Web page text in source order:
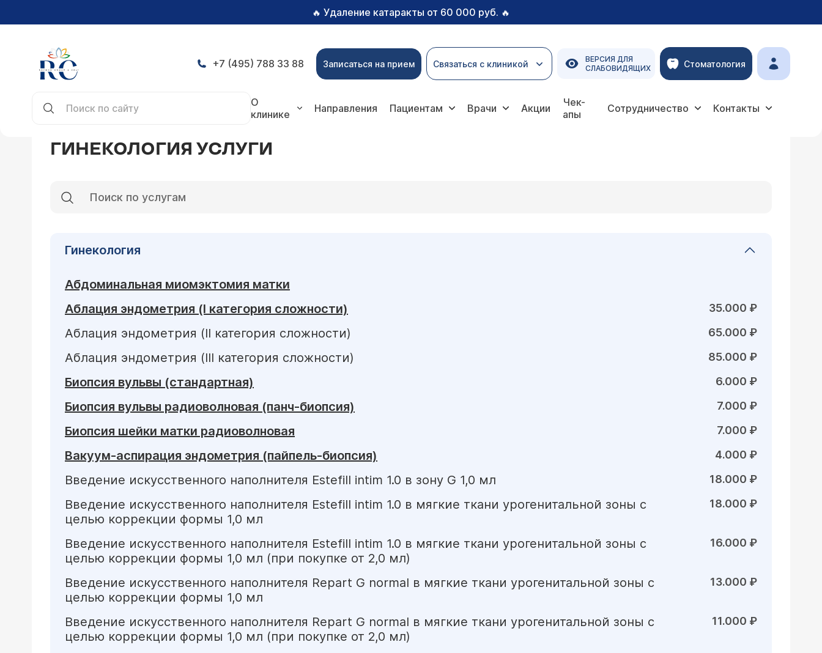
🔥 Удаление катаракты от 60 000 руб. 🔥
+7 (495) 788 33 88 Записаться на прием Связаться с клиникой
ВЕРСИЯ ДЛЯ
СЛАБОВИДЯЩИХ
Стоматология
О
клинике
Направления Пациентам Врачи Акции
Чек-
апы
Сотрудничество Контакты
ГИНЕКОЛОГИЯ УСЛУГИ
Гинекология
Абдоминальная миомэктомия матки
Аблация эндометрия (I категория сложности)
35.000 ₽
Аблация эндометрия (II категория сложности) 65.000 ₽
Аблация эндометрия (III категория сложности) 85.000 ₽
Биопсия вульвы (стандартная) 6.000 ₽
Биопсия вульвы радиоволновая (панч-биопсия) 7.000 ₽
Биопсия шейки матки радиоволновая 7.000 ₽
Вакуум-аспирация эндометрия (пайпель-биопсия) 4.000 ₽
Введение искусственного наполнителя Estefill intim 1.0 в зону G 1,0 мл 18.000 ₽
Введение искусственного наполнителя Estefill intim 1.0 в мягкие ткани урогенитальной зоны с
целью коррекции формы 1,0 мл
18.000 ₽
Введение искусственного наполнителя Estefill intim 1.0 в мягкие ткани урогенитальной зоны с
целью коррекции формы 1,0 мл (при покупке от 2,0 мл)
16.000 ₽
Введение искусственного наполнителя Repart G normal в мягкие ткани урогенитальной зоны с
целью коррекции формы 1,0 мл
13.000 ₽
Введение искусственного наполнителя Repart G normal в мягкие ткани урогенитальной зоны с
целью коррекции формы 1,0 мл (при покупке от 2,0 мл)
11.000 ₽